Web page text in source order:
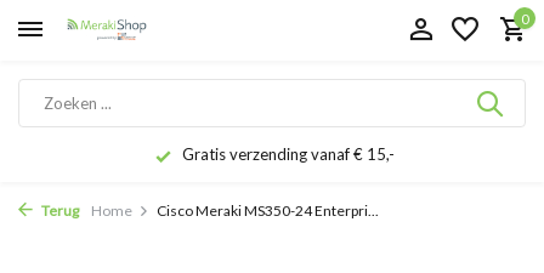
0
Gratis verzending vanaf € 15,-
Terug Home Cisco Meraki MS350-24 Enterpri...